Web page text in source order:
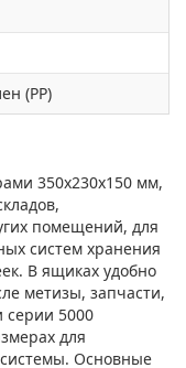
(PP)
350х230х150 мм,
помещений, для
систем хранения
В ящиках удобно
метизы, запчасти,
5000
для
Основные